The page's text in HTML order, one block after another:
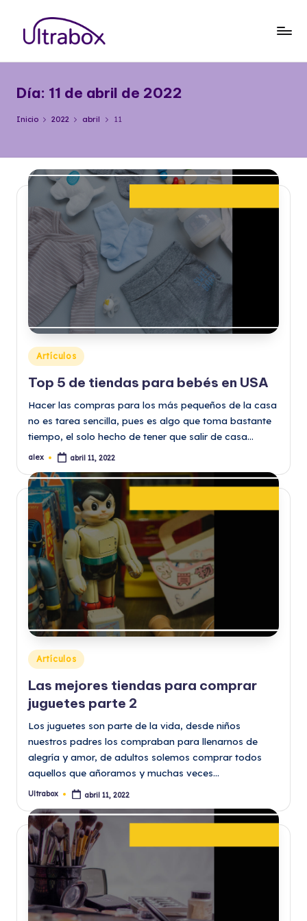
Saltar
contenido
o
g
lt
r
a
b
o
cosas
que
importan
Día: 11 de abril de 2022
Inicio 2022 abril 11
Publicado
en
Artículos
Top 5 de tiendas para bebés en USA
Hacer las compras para los más pequeños de la casa
no es tarea sencilla, pues es algo que toma bastante
tiempo, el solo hecho de tener que salir de casa…
Publicado
alex abril 11, 2022
Publicado
en
Artículos
Las mejores tiendas para comprar
juguetes parte 2
Los juguetes son parte de la vida, desde niños
nuestros padres los compraban para llenarnos de
alegría y amor, de adultos solemos comprar todos
aquellos que añoramos y muchas veces…
Publicado
Ultrabox abril 11, 2022